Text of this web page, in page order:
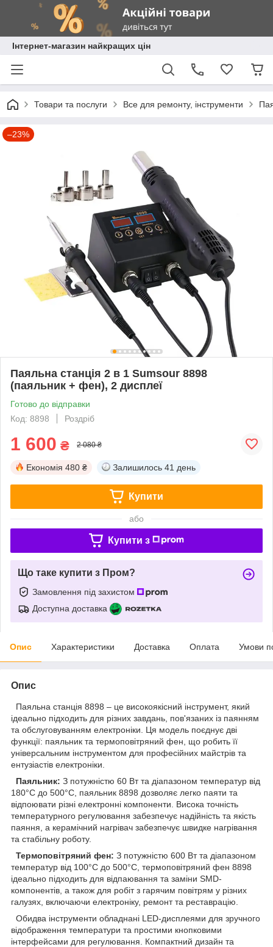
Інтернет-магазин найкращих цін
Товари та послуги Все для ремонту, інструменти
–23%
Паяльна станція 2 в 1 Sumsour 8898
(паяльник + фен), 2 дисплеї
Готово до відправки
Код: 8898
Роздріб
1 600 ₴ 2 080 ₴
Економія 480 ₴ Залишилось 41 день
Купити
або
Купити з
Що таке купити з Пром?
Замовлення під захистом
Доступна доставка
Опис Характеристики Доставка Оплата Умови
Опис
Паяльна станція 8898 – це високоякісний інструмент, який
ідеально підходить для різних завдань, пов'язаних із паянням
та обслуговуванням електроніки. Ця модель поєднує дві
функції: паяльник та термоповітряний фен, що робить її
універсальним інструментом для професійних майстрів та
ентузіастів електроніки.
Паяльник: З потужністю 60 Вт та діапазоном температур від
180°C до 500°C, паяльник 8898 дозволяє легко паяти та
відпоювати різні електронні компоненти. Висока точність
температурного регулювання забезпечує надійність та якість
паяння, а керамічний нагрівач забезпечує швидке нагрівання
та стабільну роботу.
Термоповітряний фен: З потужністю 600 Вт та діапазоном
температур від 100°C до 500°C, термоповітряний фен 8898
ідеально підходить для відпаювання та заміни SMD-
компонентів, а також для робіт з гарячим повітрям у різних
галузях, включаючи електроніку, ремонт та реставрацію.
Обидва інструменти обладнані LED-дисплеями для зручного
відображення температури та простими кнопковими
інтерфейсами для регулювання. Компактний дизайн та